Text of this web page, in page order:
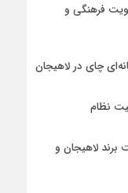
فرهنگی و
چای در لاهیجان
نظام
برند لاهیجان و